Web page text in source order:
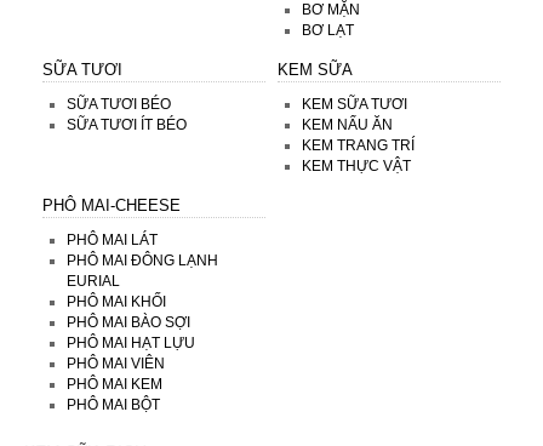
BƠ MẶN
BƠ LẠT
SỮA TƯƠI
SỮA TƯƠI BÉO
SỮA TƯƠI ÍT BÉO
KEM SỮA
KEM SỮA TƯƠI
KEM NẤU ĂN
KEM TRANG TRÍ
KEM THỰC VẬT
PHÔ MAI-CHEESE
PHÔ MAI LÁT
PHÔ MAI ĐÔNG LẠNH
EURIAL
PHÔ MAI KHỐI
PHÔ MAI BÀO SỢI
PHÔ MAI HẠT LỰU
PHÔ MAI VIÊN
PHÔ MAI KEM
PHÔ MAI BỘT